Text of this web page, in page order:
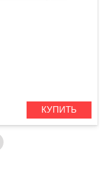
КУПИТЬ